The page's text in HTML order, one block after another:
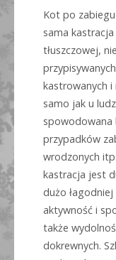
Kot po
sama
tłuszczowej,
kastrowanych i
samo jak u
spowodowana
przypadków
wrodzonych
kastracja jest
dużo
aktywność i
także
dokrewnych.